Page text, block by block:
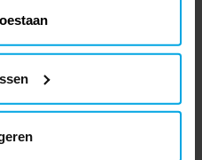
tijdens een kinderfeestje. De
zijn gemaakt van FSC-
TOEVOEGEN